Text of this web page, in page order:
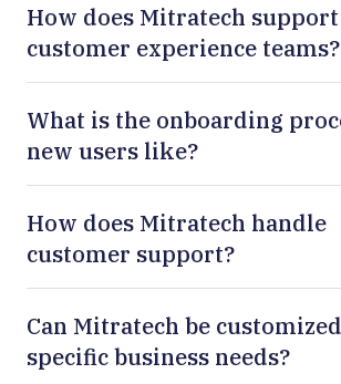
How does Mitratech support
customer experience teams?
What is the onboarding
new users like?
How does Mitratech handle
customer support?
Can Mitratech be
specific business needs?